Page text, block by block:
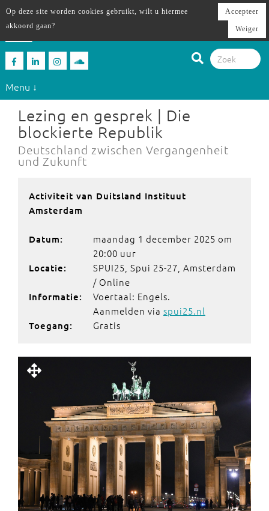
Menu ↓
Lezing en gesprek | Die
blockierte Republik
Deutschland zwischen Vergangenheit
und Zukunft
Activiteit van Duitsland Instituut
Amsterdam
Datum:
maandag 1 december 2025 om
20:00 uur
Locatie:
SPUI25, Spui 25-27, Amsterdam
/ Online
Informatie:
Voertaal: Engels.
Aanmelden via spui25.nl
Toegang: Gratis
Op deze site worden cookies gebruikt, wilt u hiermee
akkoord gaan?
Accepteer
Weiger